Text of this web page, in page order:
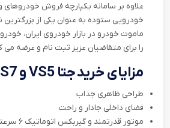
علاوه بر سامانه یکپارچه فروش خودروهای
خودرویی ستوده به عنوان یکی از بزرگترین
را برای متقاضیان عزیز ثبت نام و عرضه می
مزایای خرید جتا VS5 و VS7
طراحی ظاهری جذاب
فضای داخلی جادار و راحت
موتور قدرتمند و گیربکس اتوماتیک ۶ سرعته